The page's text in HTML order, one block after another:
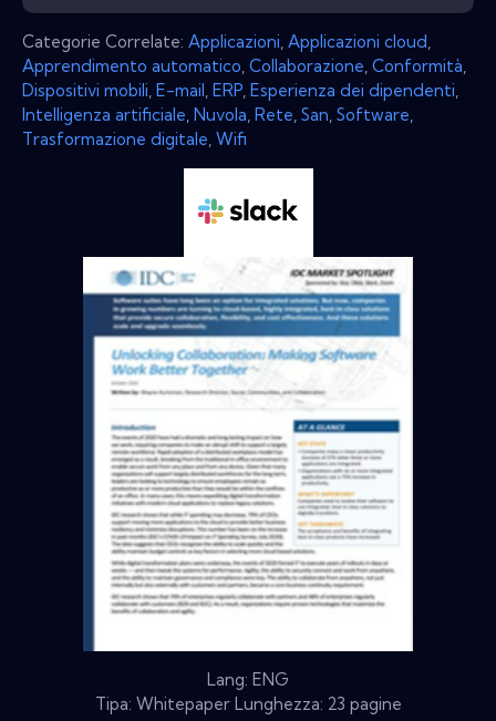
Categorie Correlate: Applicazioni Applicazioni cloud
Apprendimento automatico Collaborazione Conformità
Dispositivi mobili E-mail ERP Esperienza dei dipendenti
Intelligenza artificiale Nuvola Rete San Software
Trasformazione digitale Wifi
Lang: ENG
Tipa: Whitepaper Lunghezza: 23 pagine